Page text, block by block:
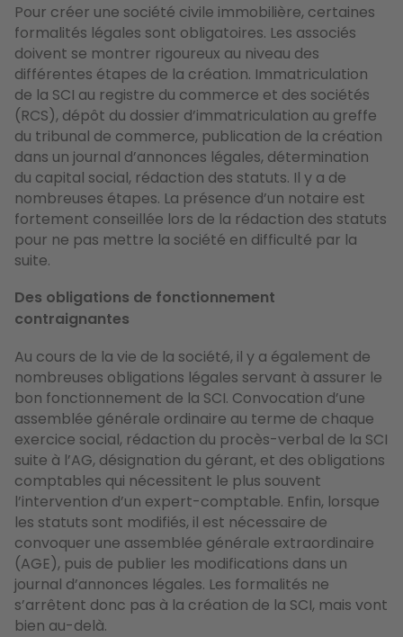
Pour créer une société civile immobilière, certaines
formalités légales sont obligatoires. Les associés
doivent se montrer rigoureux au niveau des
différentes étapes de la création. Immatriculation
de la SCI au registre du commerce et des sociétés
(RCS), dépôt du dossier d’immatriculation au greffe
du tribunal de commerce, publication de la création
dans un journal d’annonces légales, détermination
du capital social, rédaction des statuts. Il y a de
nombreuses étapes. La présence d’un notaire est
fortement conseillée lors de la rédaction des statuts
pour ne pas mettre la société en difficulté par la
suite.
Des obligations de fonctionnement
contraignantes
Au cours de la vie de la société, il y a également de
nombreuses obligations légales servant à assurer le
bon fonctionnement de la SCI. Convocation d’une
assemblée générale ordinaire au terme de chaque
exercice social, rédaction du procès-verbal de la SCI
suite à l’AG, désignation du gérant, et des obligations
comptables qui nécessitent le plus souvent
l’intervention d’un expert-comptable. Enfin, lorsque
les statuts sont modifiés, il est nécessaire de
convoquer une assemblée générale extraordinaire
(AGE), puis de publier les modifications dans un
journal d’annonces légales. Les formalités ne
s’arrêtent donc pas à la création de la SCI, mais vont
bien au-delà.